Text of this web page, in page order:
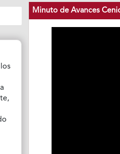
Minuto de Avances